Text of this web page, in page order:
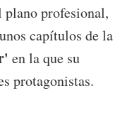
profesional,
capítulos de la
en la que su
protagonistas.